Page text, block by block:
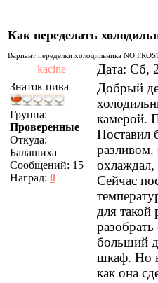
Как переделать
Вариант переделки холодильника NO
kacine Дата: Сб,
Знаток пива
Группа:
Проверенные
Откуда:
Балашиха
Сообщений: 15
Наград: 0
Добрый
камерой.
Поставил
разливом.
охлаждал,
Сейчас
для такой
больший
шкаф. Но
как она